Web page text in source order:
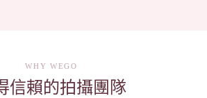
WHY WEGO
信賴的拍攝團隊